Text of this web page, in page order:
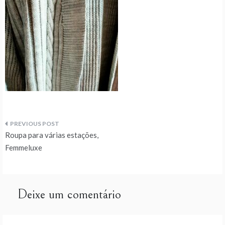
Navegação
de
Roupa para várias estações,
Femmeluxe
Deixe um comentário